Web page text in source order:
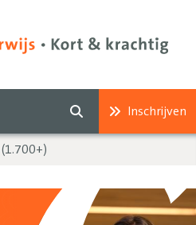
Inschrijven
(1.700+)